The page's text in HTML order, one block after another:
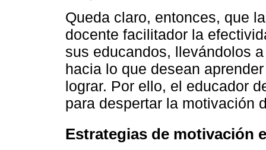
Queda claro, entonces, que
docente facilitador la
sus educandos, llevándolos
hacia lo que desean
lograr. Por ello, el educador
para despertar la motivación
Estrategias de motivación